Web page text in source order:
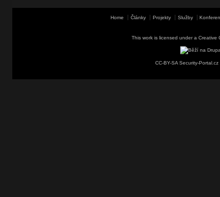
Home Články Projekty Služby
This work is licensed under a Creative
CC-BY-SA Security-